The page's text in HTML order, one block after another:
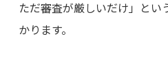
ただ審査が厳しいだけ」とい
かります。